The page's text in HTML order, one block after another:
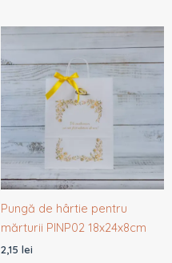
Pungă de hârtie pentru
mărturii PINP02 18x24x8cm
2,15 lei